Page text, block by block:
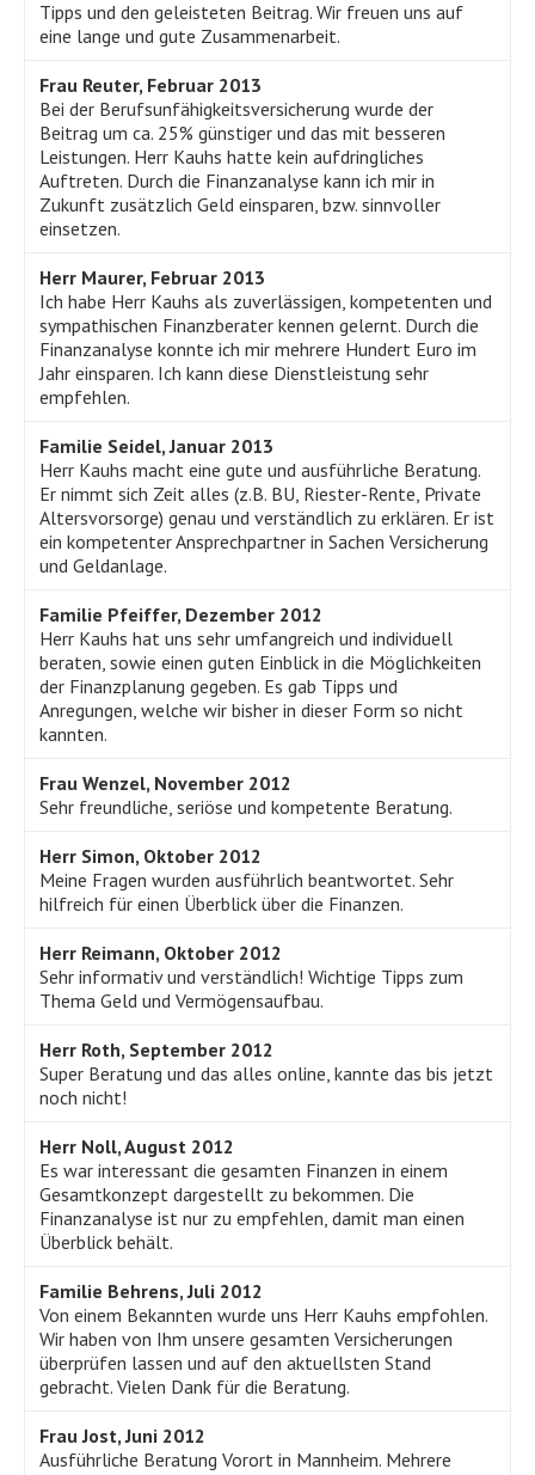
Tipps und den geleisteten Beitrag. Wir freuen uns auf
eine lange und gute Zusammenarbeit.
Frau Reuter, Februar 2013
Bei der Berufsunfähigkeitsversicherung wurde der
Beitrag um ca. 25% günstiger und das mit besseren
Leistungen. Herr Kauhs hatte kein aufdringliches
Auftreten. Durch die Finanzanalyse kann ich mir in
Zukunft zusätzlich Geld einsparen, bzw. sinnvoller
einsetzen.
Herr Maurer, Februar 2013
Ich habe Herr Kauhs als zuverlässigen, kompetenten und
sympathischen Finanzberater kennen gelernt. Durch die
Finanzanalyse konnte ich mir mehrere Hundert Euro im
Jahr einsparen. Ich kann diese Dienstleistung sehr
empfehlen.
Familie Seidel, Januar 2013
Herr Kauhs macht eine gute und ausführliche Beratung.
Er nimmt sich Zeit alles (z.B. BU, Riester-Rente, Private
Altersvorsorge) genau und verständlich zu erklären. Er ist
ein kompetenter Ansprechpartner in Sachen Versicherung
und Geldanlage.
Familie Pfeiffer, Dezember 2012
Herr Kauhs hat uns sehr umfangreich und individuell
beraten, sowie einen guten Einblick in die Möglichkeiten
der Finanzplanung gegeben. Es gab Tipps und
Anregungen, welche wir bisher in dieser Form so nicht
kannten.
Frau Wenzel, November 2012
Sehr freundliche, seriöse und kompetente Beratung.
Herr Simon, Oktober 2012
Meine Fragen wurden ausführlich beantwortet. Sehr
hilfreich für einen Überblick über die Finanzen.
Herr Reimann, Oktober 2012
Sehr informativ und verständlich! Wichtige Tipps zum
Thema Geld und Vermögensaufbau.
Herr Roth, September 2012
Super Beratung und das alles online, kannte das bis jetzt
noch nicht!
Herr Noll, August 2012
Es war interessant die gesamten Finanzen in einem
Gesamtkonzept dargestellt zu bekommen. Die
Finanzanalyse ist nur zu empfehlen, damit man einen
Überblick behält.
Familie Behrens, Juli 2012
Von einem Bekannten wurde uns Herr Kauhs empfohlen.
Wir haben von Ihm unsere gesamten Versicherungen
überprüfen lassen und auf den aktuellsten Stand
gebracht. Vielen Dank für die Beratung.
Frau Jost, Juni 2012
Ausführliche Beratung Vorort in Mannheim. Mehrere